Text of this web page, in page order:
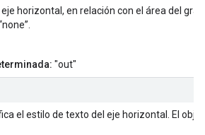
horizontal, en relación con el área del
"out"
el estilo de texto del eje horizontal. El